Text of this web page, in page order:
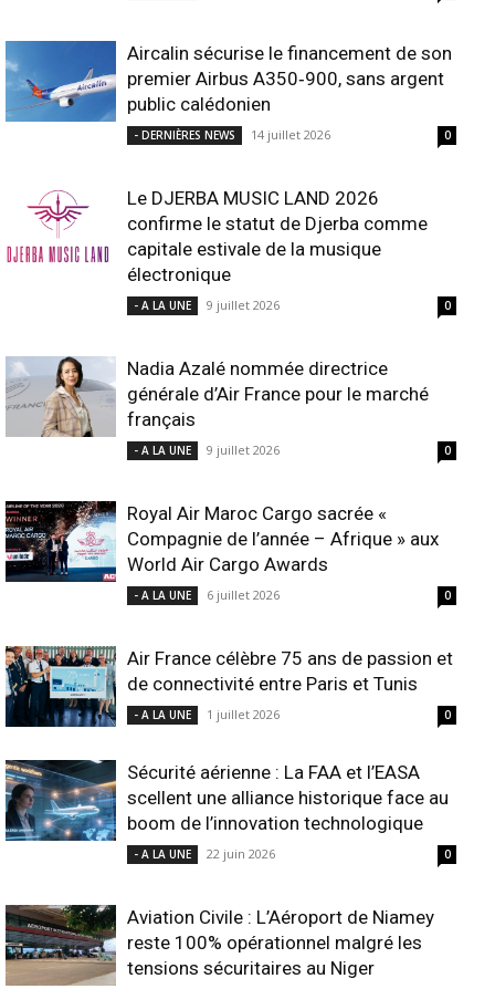
Aircalin sécurise le financement de son
premier Airbus A350‑900, sans argent
public calédonien
- DERNIÈRES NEWS 14 juillet 2026 0
Le DJERBA MUSIC LAND 2026
confirme le statut de Djerba comme
capitale estivale de la musique
électronique
- A LA UNE 9 juillet 2026 0
Nadia Azalé nommée directrice
générale d’Air France pour le marché
français
- A LA UNE 9 juillet 2026 0
Royal Air Maroc Cargo sacrée «
Compagnie de l’année – Afrique » aux
World Air Cargo Awards
- A LA UNE 6 juillet 2026 0
Air France célèbre 75 ans de passion et
de connectivité entre Paris et Tunis
- A LA UNE 1 juillet 2026 0
Sécurité aérienne : La FAA et l’EASA
scellent une alliance historique face au
boom de l’innovation technologique
- A LA UNE 22 juin 2026 0
Aviation Civile : L’Aéroport de Niamey
reste 100% opérationnel malgré les
tensions sécuritaires au Niger